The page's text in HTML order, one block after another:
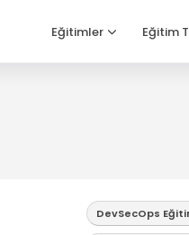
Eğitimler Eğitim
DevSecOps